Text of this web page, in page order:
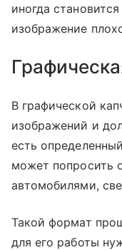
иногда
изображение
В графической
изображений и
есть
может попросить
автомобилями,
Такой формат
для его работы